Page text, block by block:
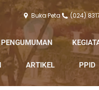
Buka Peta (024)
PENGUMUMAN
ARTIKEL PPID